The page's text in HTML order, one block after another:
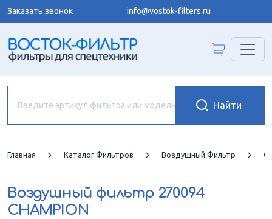
Заказать звонок info@vostok-filters.ru
Главная Каталог Фильтров Воздушный Фильтр
Воздушный фильтр 270094
CHAMPION